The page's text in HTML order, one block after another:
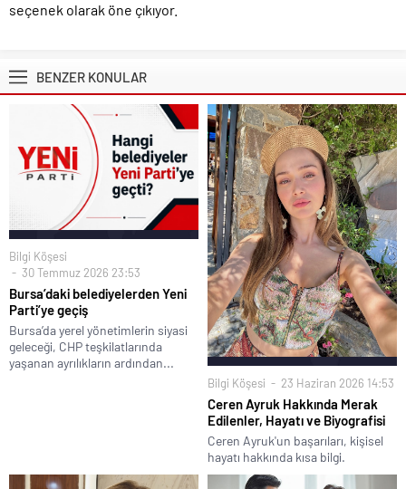
seçenek olarak öne çıkıyor.
BENZER KONULAR
Bilgi Köşesi
30 Temmuz 2026 23:53
Bursa’daki belediyelerden Yeni
Parti’ye geçiş
Bursa’da yerel yönetimlerin siyasi
geleceği, CHP teşkilatlarında
yaşanan ayrılıkların ardından...
Bilgi Köşesi 23 Haziran 2026 14:53
Ceren Ayruk Hakkında Merak
Edilenler, Hayatı ve Biyografisi
Ceren Ayruk'un başarıları, kişisel
hayatı hakkında kısa bilgi.